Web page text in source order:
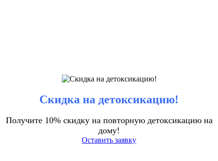
Скидка на детоксикацию!
Получите 10% скидку на повторную детоксикацию на
дому!
Оставить заявку